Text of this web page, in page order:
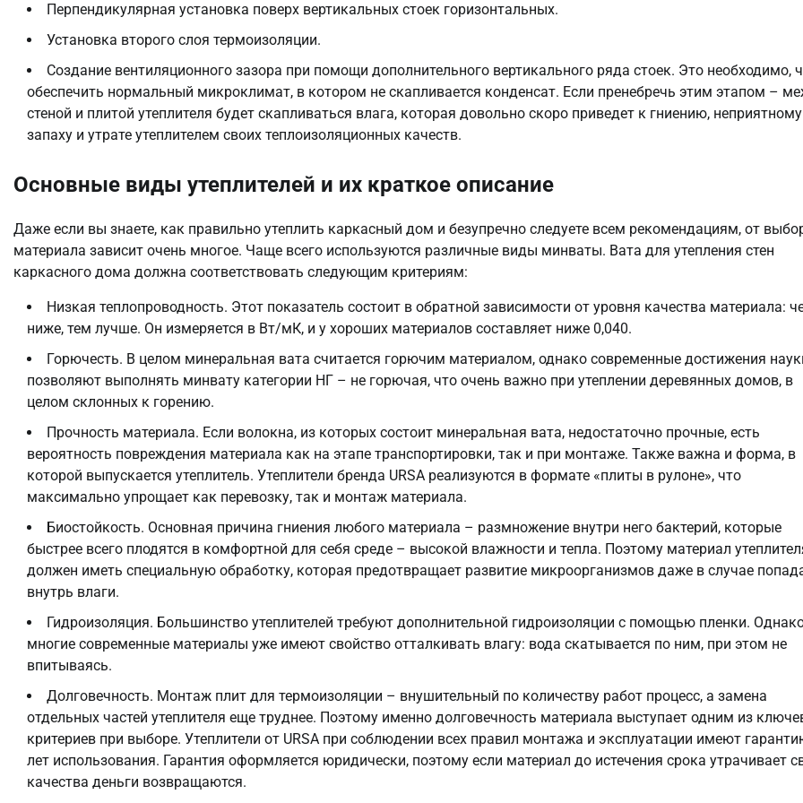
Перпендикулярная установка поверх вертикальных стоек горизонтальных.
Установка второго слоя термоизоляции.
Создание вентиляционного зазора при помощи дополнительного вертикального ряда стоек. Это необходимо,
обеспечить нормальный микроклимат, в котором не скапливается конденсат. Если пренебречь этим этапом –
стеной и плитой утеплителя будет скапливаться влага, которая довольно скоро приведет к гниению, неприятному
запаху и утрате утеплителем своих теплоизоляционных качеств.
Основные виды утеплителей и их краткое описание
Даже если вы знаете, как правильно утеплить каркасный дом и безупречно следуете всем рекомендациям, от
материала зависит очень многое. Чаще всего используются различные виды минваты. Вата для утепления стен
каркасного дома должна соответствовать следующим критериям:
Низкая теплопроводность. Этот показатель состоит в обратной зависимости от уровня качества материала:
ниже, тем лучше. Он измеряется в Вт/мК, и у хороших материалов составляет ниже 0,040.
Горючесть. В целом минеральная вата считается горючим материалом, однако современные достижения
позволяют выполнять минвату категории НГ – не горючая, что очень важно при утеплении деревянных домов, в
целом склонных к горению.
Прочность материала. Если волокна, из которых состоит минеральная вата, недостаточно прочные, есть
вероятность повреждения материала как на этапе транспортировки, так и при монтаже. Также важна и форма, в
которой выпускается утеплитель. Утеплители бренда URSA реализуются в формате «плиты в рулоне», что
максимально упрощает как перевозку, так и монтаж материала.
Биостойкость. Основная причина гниения любого материала – размножение внутри него бактерий, которые
быстрее всего плодятся в комфортной для себя среде – высокой влажности и тепла. Поэтому материал
должен иметь специальную обработку, которая предотвращает развитие микроорганизмов даже в случае
внутрь влаги.
Гидроизоляция. Большинство утеплителей требуют дополнительной гидроизоляции с помощью пленки.
многие современные материалы уже имеют свойство отталкивать влагу: вода скатывается по ним, при этом не
впитываясь.
Долговечность. Монтаж плит для термоизоляции – внушительный по количеству работ процесс, а замена
отдельных частей утеплителя еще труднее. Поэтому именно долговечность материала выступает одним из
критериев при выборе. Утеплители от URSA при соблюдении всех правил монтажа и эксплуатации имеют
лет использования. Гарантия оформляется юридически, поэтому если материал до истечения срока утрачивает
качества деньги возвращаются.